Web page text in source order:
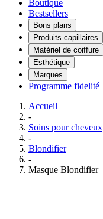
Boutique
Bestsellers
Bons plans
Produits capillaires
Matériel de coiffure
Esthétique
Marques
Programme fidelité
Accueil
-
Soins pour cheveux
-
Blondifier
-
Masque Blondifier